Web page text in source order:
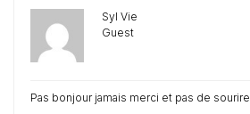
Syl Vie
Guest
Pas bonjour jamais merci et pas de sourire